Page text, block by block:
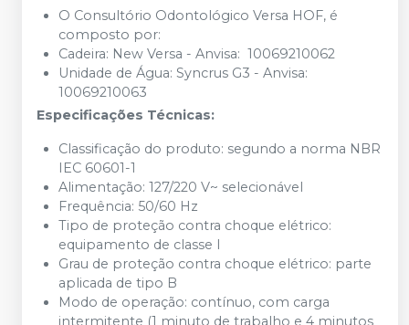
O Consultório Odontológico Versa HOF, é
composto por:
Cadeira: New Versa - Anvisa: 10069210062
Unidade de Água: Syncrus G3 - Anvisa:
10069210063
Especificações Técnicas:
Classificação do produto: segundo a norma NBR
IEC 60601-1
Alimentação: 127/220 V~ selecionável
Frequência: 50/60 Hz
Tipo de proteção contra choque elétrico:
equipamento de classe I
Grau de proteção contra choque elétrico: parte
aplicada de tipo B
Modo de operação: contínuo, com carga